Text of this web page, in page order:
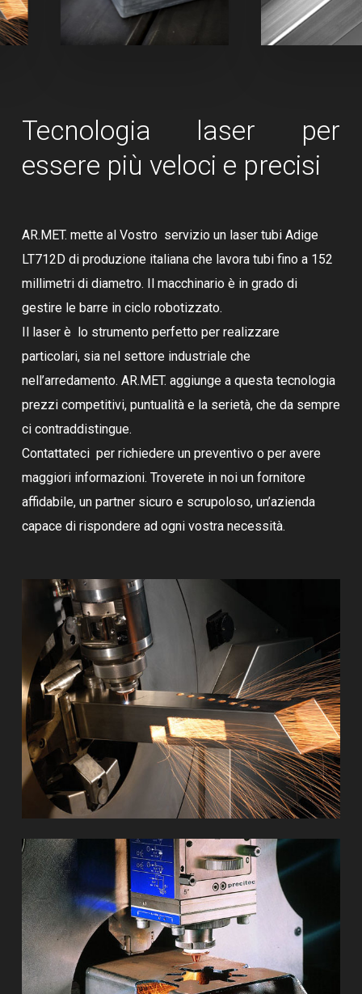
Tecnologia laser per
essere più veloci e precisi
AR.MET. mette al Vostro servizio un laser tubi Adige
LT712D di produzione italiana che lavora tubi fino a 152
millimetri di diametro. Il macchinario è in grado di
gestire le barre in ciclo robotizzato.
Il laser è lo strumento perfetto per realizzare
particolari, sia nel settore industriale che
nell’arredamento. AR.MET. aggiunge a questa tecnologia
prezzi competitivi, puntualità e la serietà, che da sempre
ci contraddistingue.
Contattateci per richiedere un preventivo o per avere
maggiori informazioni. Troverete in noi un fornitore
affidabile, un partner sicuro e scrupoloso, un’azienda
capace di rispondere ad ogni vostra necessità.